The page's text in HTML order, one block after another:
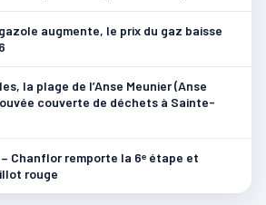
augmente, le prix du gaz baisse
la plage de l’Anse Meunier (Anse
couverte de déchets à Sainte-
– Chanflor remporte la 6ᵉ étape et
rouge